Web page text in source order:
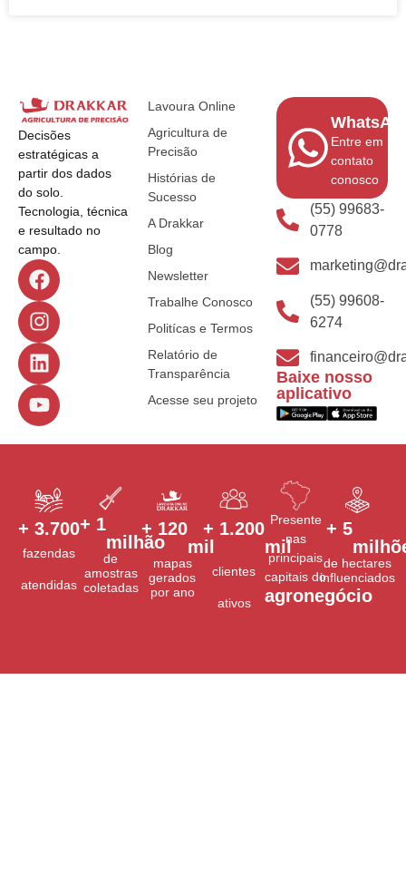
Decisões
estratégicas a
partir dos dados
do solo.
Tecnologia, técnica
e resultado no
campo.
Lavoura Online
Agricultura de
Precisão
Histórias de
Sucesso
A Drakkar
Blog
Newsletter
Trabalhe Conosco
Politícas e Termos
Relatório de
Transparência
Acesse seu projeto
Entre em
contato
conosco
(55) 99683-
0778
(55) 99608-
6274
Baixe nosso
aplicativo
fazendas
atendidas
+ 3.700
de
amostras
coletadas
+ 1
milhão
mapas
gerados
por ano
+ 120
mil
clientes
ativos
+ 1.200
mil
Presente
nas
principais
capitais do
agronegócio
de hectares
influenciados
+ 5